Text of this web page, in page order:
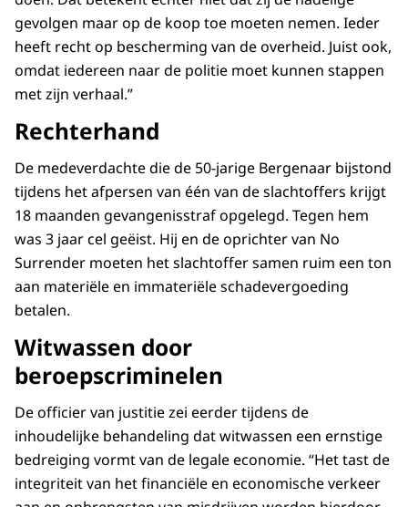
gevolgen maar op de koop toe moeten nemen. Ieder
heeft recht op bescherming van de overheid. Juist ook,
omdat iedereen naar de politie moet kunnen stappen
met zijn verhaal.”
Rechterhand
De medeverdachte die de 50-jarige Bergenaar bijstond
tijdens het afpersen van één van de slachtoffers krijgt
18 maanden gevangenisstraf opgelegd. Tegen hem
was 3 jaar cel geëist. Hij en de oprichter van No
Surrender moeten het slachtoffer samen ruim een ton
aan materiële en immateriële schadevergoeding
betalen.
Witwassen door
beroepscriminelen
De officier van justitie zei eerder tijdens de
inhoudelijke behandeling dat witwassen een ernstige
bedreiging vormt van de legale economie. “Het tast de
integriteit van het financiële en economische verkeer